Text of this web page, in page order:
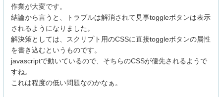
作業が大変です。
結論から言うと、トラブルは解消されて見事toggleボタンは表示
されるようになりました。
解決策としては、スクリプト用のCSSに直接toggleボタンの属性
を書き込むというものです。
javascriptで動いているので、そちらのCSSが優先されるようで
すね。
これは程度の低い問題なのかなぁ。